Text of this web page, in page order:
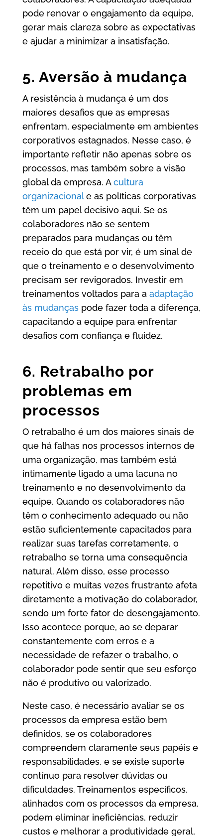
pode renovar o engajamento da equipe,
gerar mais clareza sobre as expectativas
e ajudar a minimizar a insatisfação.
5. Aversão à mudança
A resistência à mudança é um dos
maiores desafios que as empresas
enfrentam, especialmente em ambientes
corporativos estagnados. Nesse caso, é
importante refletir não apenas sobre os
processos, mas também sobre a visão
global da empresa. Acultura
organizacionale as políticas corporativas
têm um papel decisivo aqui. Se os
colaboradores não se sentem
preparados para mudanças ou têm
receio do que está por vir, é um sinal de
que o treinamento e o desenvolvimento
precisam ser revigorados. Investir em
treinamentos voltados para a adaptação
às mudançaspode fazer toda a diferença,
capacitando a equipe para enfrentar
desafios com confiança e fluidez.
6. Retrabalho por
problemas em
processos
O retrabalho é um dos maiores sinais de
que há falhas nos processos internos de
uma organização, mas também está
intimamente ligado a uma lacuna no
treinamento e no desenvolvimento da
equipe. Quando os colaboradores não
têm o conhecimento adequado ou não
estão suficientemente capacitados para
realizar suas tarefas corretamente, o
retrabalho se torna uma consequência
natural. Além disso, esse processo
repetitivo e muitas vezes frustrante afeta
diretamente a motivação do colaborador,
sendo um forte fator de desengajamento.
Isso acontece porque, ao se deparar
constantemente com erros e a
necessidade de refazer o trabalho, o
colaborador pode sentir que seu esforço
não é produtivo ou valorizado.
Neste caso, é necessário avaliar se os
processos da empresa estão bem
definidos, se os colaboradores
compreendem claramente seus papéis e
responsabilidades, e se existe suporte
contínuo para resolver dúvidas ou
dificuldades. Treinamentos específicos,
alinhados com os processos da empresa,
podem eliminar ineficiências, reduzir
custos e melhorar a produtividade geral,